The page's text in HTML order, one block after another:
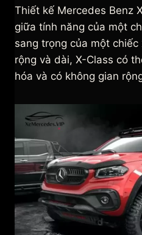
Thiết kế Mercedes Benz
giữa tính năng của một
sang trọng của một
rộng và dài, X-Class có
hóa và có không gian